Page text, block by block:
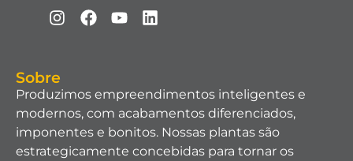
Sobre
Produzimos empreendimentos inteligentes e
modernos, com acabamentos diferenciados,
imponentes e bonitos. Nossas plantas são
estrategicamente concebidas para tornar os